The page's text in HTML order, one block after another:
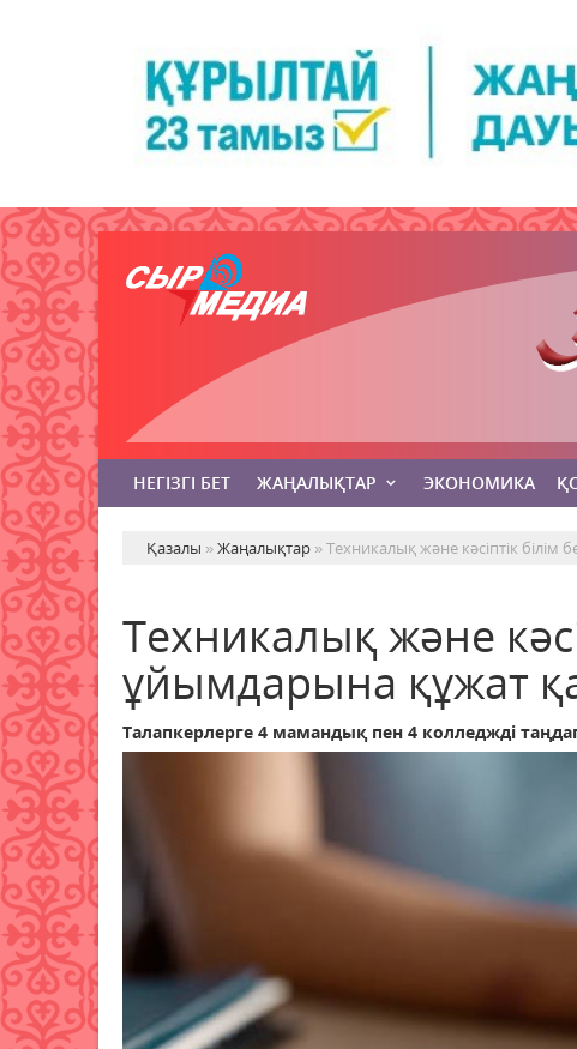
НЕГІЗГІ БЕТ ЖАҢАЛЫҚТАР ЭКОНОМИКА
Қазалы »Жаңалықтар » Техникалық және кәсіптік
Техникалық және
ұйымдарына құжат
Талапкерлерге 4 мамандық пен 4 колледжді